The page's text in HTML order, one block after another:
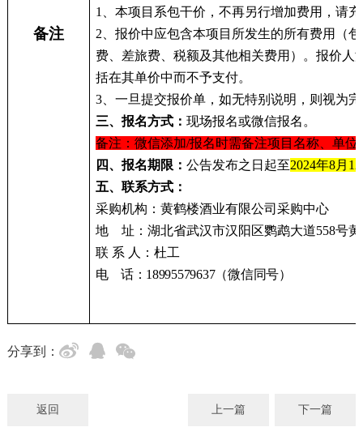
备注
1、本项目系包干价，不再另行增加费用，请
2、报价中应包含本项目所发生的所有费用（
费、差旅费 、税额及其他相关费用）。报价人
括在其单价中而不予支付。
3、一旦提交报价单，如无特别说明，则视为
三、报名方式：现场报名或微信报名。
备注：微信添加/报名时需备注项目名称、单
四、报名期限：公告发布之日起至2024年8月 12
五、联系方式：
采购机构：黄鹤楼酒业有限公司采购中心
地
址：湖北省武汉市汉阳区鹦鹉大道558号
联 系 人：杜工
电
话： 18995579637（微信同号）
分享到：
返回 上一篇 下一篇